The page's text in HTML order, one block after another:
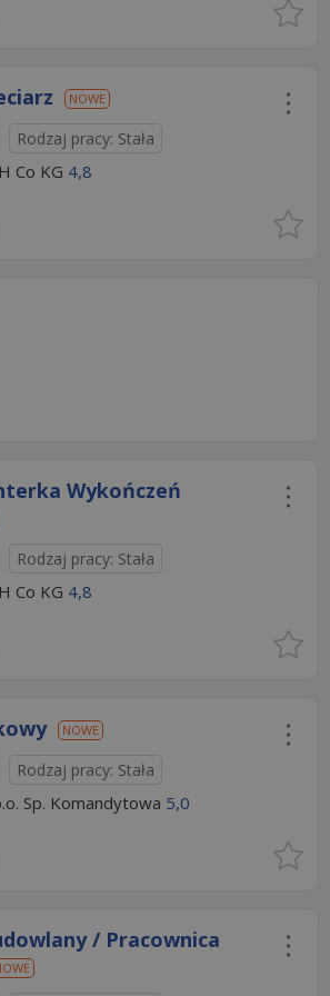
NOWE
Rodzaj pracy: Stała
Co KG 4,8
Wykończeń
Rodzaj pracy: Stała
Co KG 4,8
NOWE
Rodzaj pracy: Stała
Sp. Komandytowa 5,0
/ Pracownica